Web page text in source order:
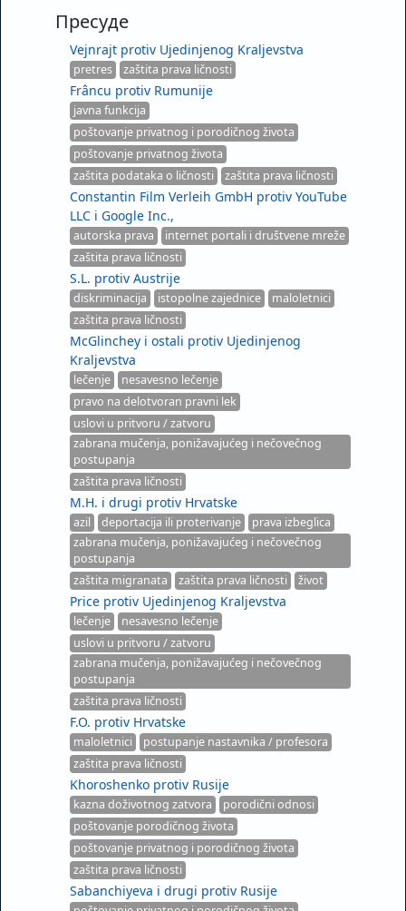
Пресуде
Vejnrajt protiv Ujedinjenog Kraljevstva
pretres zaštita prava ličnosti
Frâncu protiv Rumunije
javna funkcija
poštovanje privatnog i porodičnog života
poštovanje privatnog života
zaštita podataka o ličnosti
zaštita prava ličnosti
Constantin Film Verleih GmbH protiv YouTube
LLC i Google Inc.,
autorska prava
internet portali i društvene mreže
zaštita prava ličnosti
S.L. protiv Austrije
diskriminacija istopolne zajednice
maloletnici
zaštita prava ličnosti
McGlinchey i ostali protiv Ujedinjenog
Kraljevstva
lečenje
nesavesno lečenje
pravo na delotvoran pravni lek
uslovi u pritvoru / zatvoru
zabrana mučenja, ponižavajućeg i nečovečnog
postupanja
zaštita prava ličnosti
M.H. i drugi protiv Hrvatske
azil deportacija ili proterivanje
prava izbeglica
zabrana mučenja, ponižavajućeg i nečovečnog
postupanja
zaštita migranata
zaštita prava ličnosti život
Price protiv Ujedinjenog Kraljevstva
lečenje
nesavesno lečenje
uslovi u pritvoru / zatvoru
zabrana mučenja, ponižavajućeg i nečovečnog
postupanja
zaštita prava ličnosti
F.O. protiv Hrvatske
maloletnici
postupanje nastavnika / profesora
zaštita prava ličnosti
Khoroshenko protiv Rusije
kazna doživotnog zatvora
porodični odnosi
poštovanje porodičnog života
poštovanje privatnog i porodičnog života
zaštita prava ličnosti
Sabanchiyeva i drugi protiv Rusije